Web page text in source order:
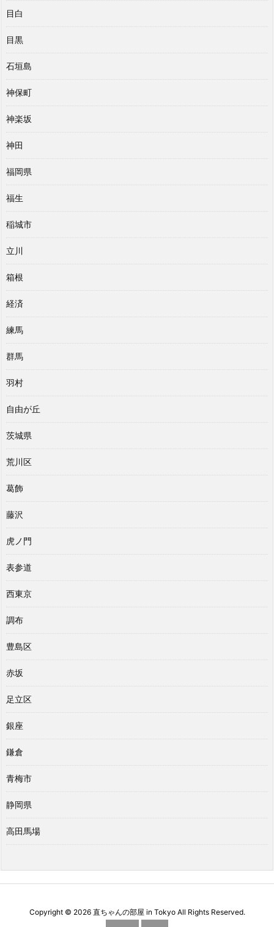
目白
目黒
石垣島
神保町
神楽坂
神田
福岡県
福生
稲城市
立川
箱根
経済
練馬
群馬
羽村
自由が丘
茨城県
荒川区
葛飾
藤沢
虎ノ門
表参道
西東京
調布
豊島区
赤坂
足立区
銀座
鎌倉
青梅市
静岡県
高田馬場
Copyright © 2026 直ちゃんの部屋 in TokyoAll Rights Reserved.